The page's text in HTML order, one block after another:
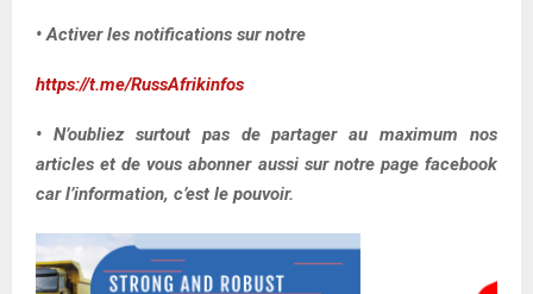
• Activer les notifications sur notre
https://t.me/RussAfrikinfos
• N’oubliez surtout pas de partager au maximum nos
articles et de vous abonner aussi sur notre page facebook
car l’information, c’est le pouvoir.